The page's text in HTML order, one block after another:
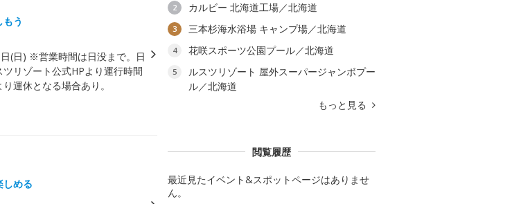
う
(日) ※営業時間は日没まで。日
リゾート公式HPより運行時間
運休となる場合あり。
しめる
2 カルビー 北海道工場／北海道
3 三本杉海水浴場 キャンプ場／北海道
4 花咲スポーツ公園プール／北海道
5
ルスツリゾート 屋外スーパージャンボプー
ル／北海道
もっと見る
閲覧履歴
最近見たイベント&スポットページはありませ
ん。